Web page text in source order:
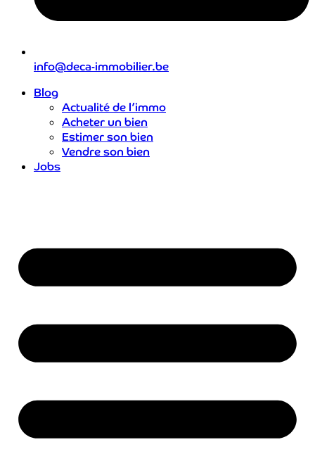
info@deca-immobilier.be
Blog
Actualité de l’immo
Acheter un bien
Estimer son bien
Vendre son bien
Jobs